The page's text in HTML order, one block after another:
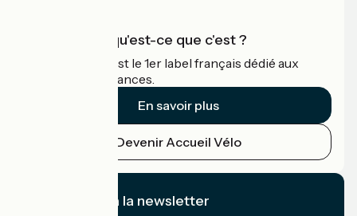
Accueil Vélo qu'est-ce que c'est ?
Accueil Vélo c'est le 1er label français dédié aux
cyclistes en vacances.
En savoir plus
Devenir Accueil Vélo
Je m'abonne à la newsletter